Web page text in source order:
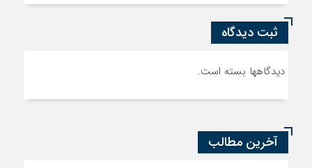
ثبت دیدگاه
دیدگاهها بسته است.
آخرین مطالب